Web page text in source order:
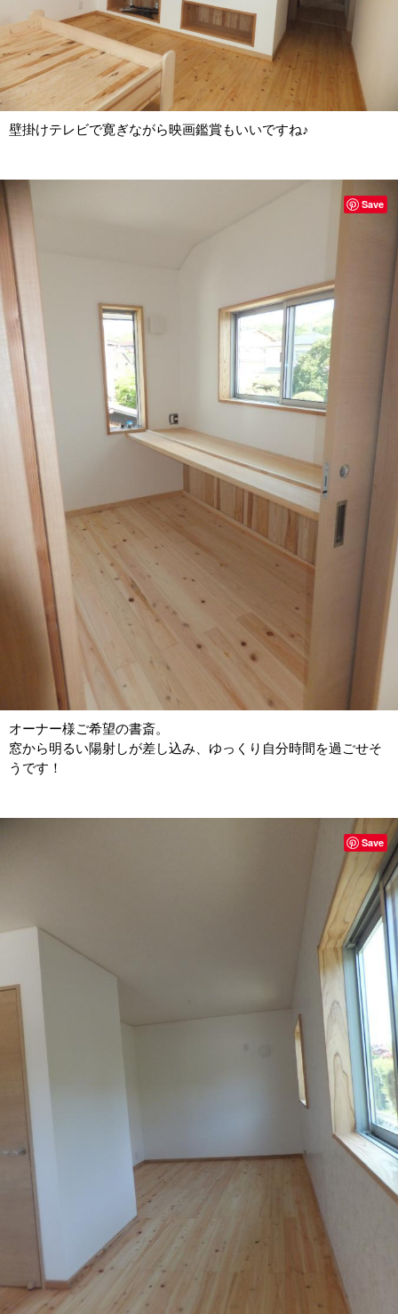
壁掛けテレビで寛ぎながら映画鑑賞もいいですね♪
オーナー様ご希望の書斎。
窓から明るい陽射しが差し込み、ゆっくり自分時間を過ごせそ
うです！
Save
Save